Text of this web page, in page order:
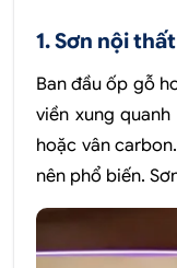
1. Sơn nội
Ban đầu ốp gỗ
viền xung
hoặc vân
nên phổ biến.